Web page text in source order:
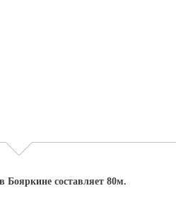
Бояркине составляет 80м.